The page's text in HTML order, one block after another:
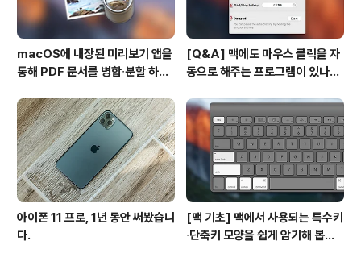
macOS에 내장된 미리보기 앱을
통해 PDF 문서를 병합∙분할 하는
[Q&A] 맥에도 마우스 클릭을 자
동으로 해주는 프로그램이 있나
아이폰 11 프로, 1년 동안 써봤습니
다.
[맥 기초] 맥에서 사용되는 특수키
∙단축키 모양을 쉽게 암기해 봅시